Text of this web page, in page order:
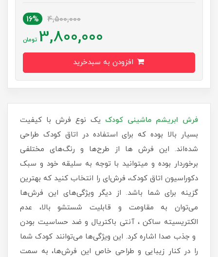
4,500,000
16%
3,800,000 تومان
فرش‌ ابریشم ماشینی کودک یک نوع فرش با کیفیت
بسیار بالا بوده که برای استفاده در اتاق کودک طراحی
شده‌اند. این فرش ها از طرح‌ها و رنگ‌های مختلفی
برخوردار بوده و میتوانید با توجه به سلیقه خود و سبک
دکوراسیون اتاق کودک، فرش‌ای را انتخاب کنید که بهترین
گزینه برای شما باشد. از دیگر ویژگی‌های این فرش‌ها
می‌توان به مقاومت و قابلیت شستشو بالا، عدم
الکتریسیته ساکن ، آنتی باکتریال و ضد حساسیت بودن
و جذب صدا اشاره کرد. این ویژگی‌ها می‌توانند کودک شما
را در کنار زیبایی و طراحی خاص این فرش‌ها، به سمت